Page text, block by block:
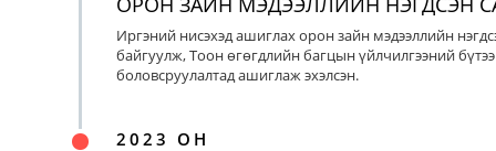
Иргэний нисэхэд ашиглах орон зайн мэдээллийн
байгуулж, Тоон өгөгдлийн багцын үйлчилгээний
боловсруулалтад ашиглаж эхэлсэн.
2023 ОН